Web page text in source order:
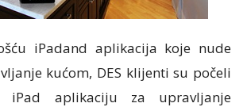
iPadand aplikacija koje nude
kućom, DES klijenti su počeli
iPad aplikaciju za upravljanje